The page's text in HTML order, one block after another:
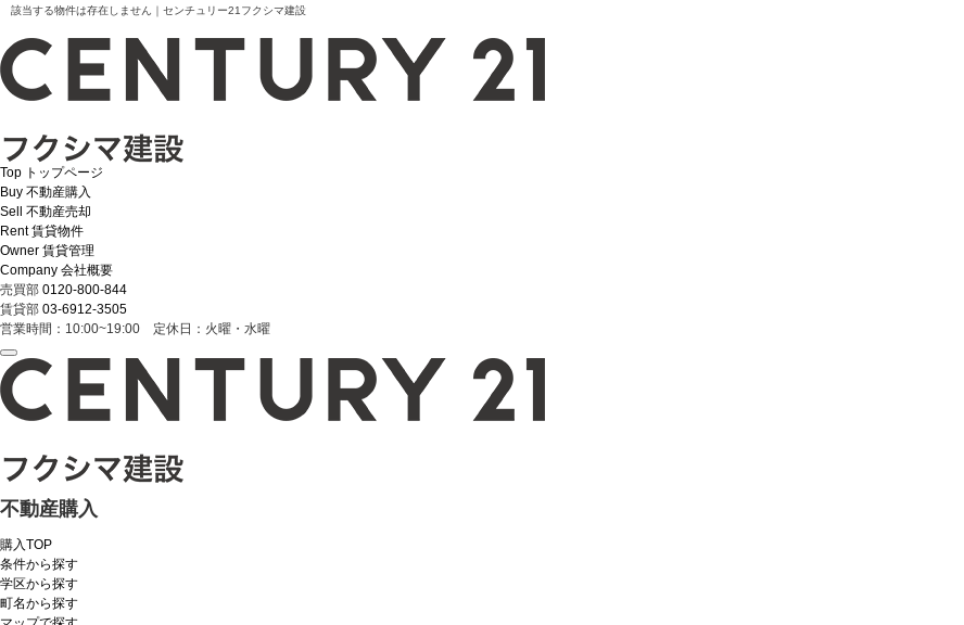
該当する物件は存在しません｜センチュリー21フクシマ建設
Top トップページ
Buy 不動産購入
Sell
不動産売却
Rent 賃貸物件
Owner 賃貸管理
Company 会社概要
売買部 0120-800-844
賃貸部 03-6912-3505
営業時間：10:00~19:00 定休日：火曜・水曜
不動産購入
購入TOP
条件から探す
学区から探す
町名から探す